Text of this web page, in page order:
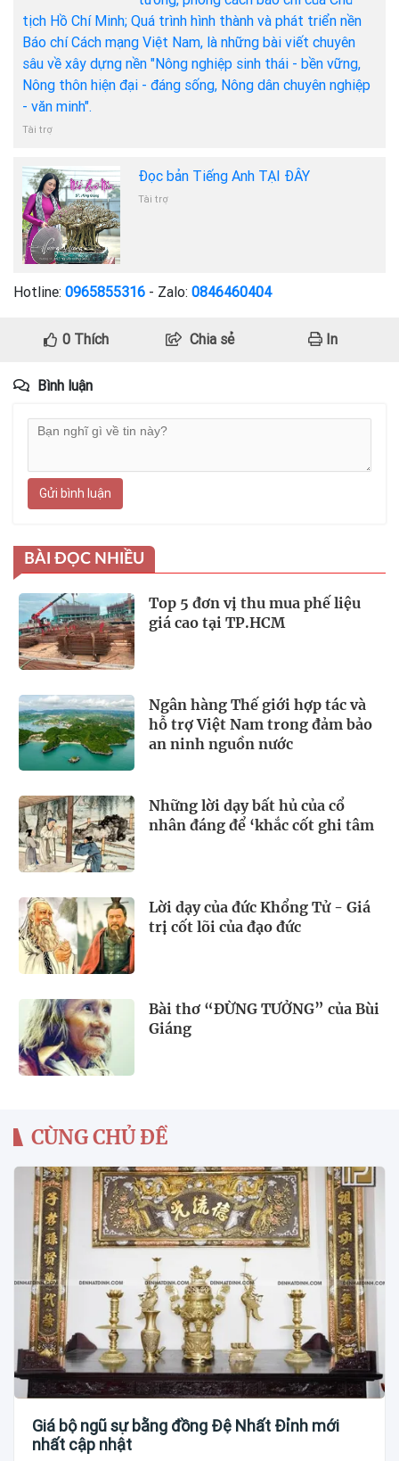
tịch Hồ Chí Minh; Quá trình hình thành và phát triển nền
Báo chí Cách mạng Việt Nam, là những bài viết chuyên
sâu về xây dựng nền "Nông nghiệp sinh thái - bền vững,
Nông thôn hiện đại - đáng sống, Nông dân chuyên nghiệp
- văn minh".
Tài trợ
Đọc bản Tiếng Anh TẠI ĐÂY
Tài trợ
Hotline: 0965855316 - Zalo: 0846460404
0Thích Chia sẻ In
Bình luận
Gửi bình luận
BÀI ĐỌC NHIỀU
Top 5 đơn vị thu mua phế liệu
giá cao tại TP.HCM
Ngân hàng Thế giới hợp tác và
hỗ trợ Việt Nam trong đảm bảo
an ninh nguồn nước
Những lời dạy bất hủ của cổ
nhân đáng để ‘khắc cốt ghi tâm
Lời dạy của đức Khổng Tử - Giá
trị cốt lõi của đạo đức
Bài thơ “ĐỪNG TƯỞNG” của Bùi
Giáng
CÙNG CHỦ ĐỀ
Giá bộ ngũ sự bằng đồng Đệ Nhất Đỉnh mới
nhất cập nhật